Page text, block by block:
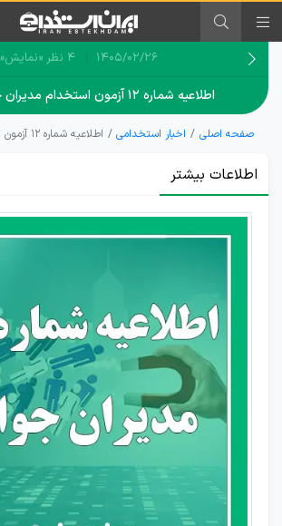
۱۴۰۵/۰۲/۲۶ 4 نظر «نمایش»
اطلاعیه شماره ۱۲ آزمون استخدام مدیران جوان ۱۴۰۴
صفحه اصلی اخبار استخدامی اطلاعیه شماره ۱۲ آزمون استخدام مدیران جوان ۱۴۰۴
اطلاعات بیشتر
اطلاعیه
سازی
منابع
آزمون
استخدام
مدیران